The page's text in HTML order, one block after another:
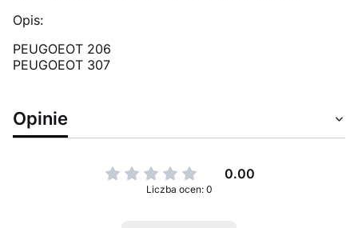
Opis:
PEUGOEOT 206
PEUGOEOT 307
Opinie
0.00
Liczba ocen: 0